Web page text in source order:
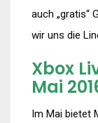
auch „gratis“
wir uns die
Xbox
Mai
Im Mai bietet